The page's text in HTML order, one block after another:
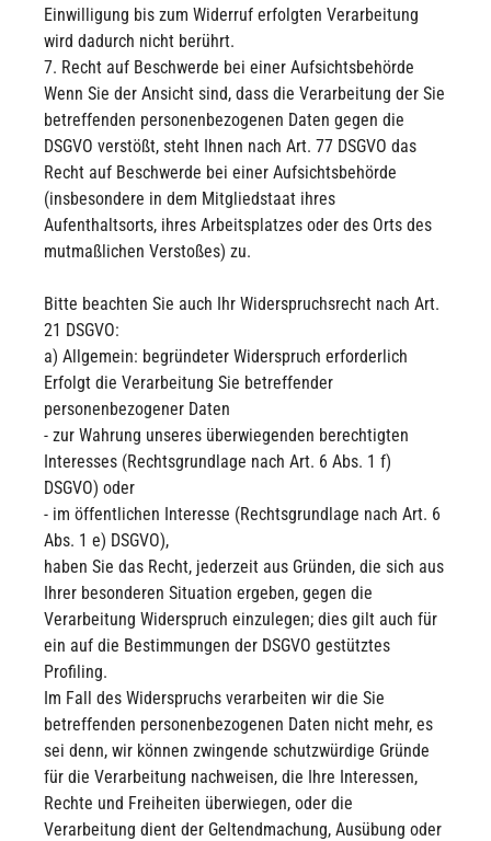
Einwilligung bis zum Widerruf erfolgten Verarbeitung
wird dadurch nicht berührt.
7. Recht auf Beschwerde bei einer Aufsichtsbehörde
Wenn Sie der Ansicht sind, dass die Verarbeitung der Sie
betreffenden personenbezogenen Daten gegen die
DSGVO verstößt, steht Ihnen nach Art. 77 DSGVO das
Recht auf Beschwerde bei einer Aufsichtsbehörde
(insbesondere in dem Mitgliedstaat ihres
Aufenthaltsorts, ihres Arbeitsplatzes oder des Orts des
mutmaßlichen Verstoßes) zu.
Bitte beachten Sie auch Ihr Widerspruchsrecht nach Art.
21 DSGVO:
a) Allgemein: begründeter Widerspruch erforderlich
Erfolgt die Verarbeitung Sie betreffender
personenbezogener Daten
- zur Wahrung unseres überwiegenden berechtigten
Interesses (Rechtsgrundlage nach Art. 6 Abs. 1 f)
DSGVO) oder
- im öffentlichen Interesse (Rechtsgrundlage nach Art. 6
Abs. 1 e) DSGVO),
haben Sie das Recht, jederzeit aus Gründen, die sich aus
Ihrer besonderen Situation ergeben, gegen die
Verarbeitung Widerspruch einzulegen; dies gilt auch für
ein auf die Bestimmungen der DSGVO gestütztes
Profiling.
Im Fall des Widerspruchs verarbeiten wir die Sie
betreffenden personenbezogenen Daten nicht mehr, es
sei denn, wir können zwingende schutzwürdige Gründe
für die Verarbeitung nachweisen, die Ihre Interessen,
Rechte und Freiheiten überwiegen, oder die
Verarbeitung dient der Geltendmachung, Ausübung oder